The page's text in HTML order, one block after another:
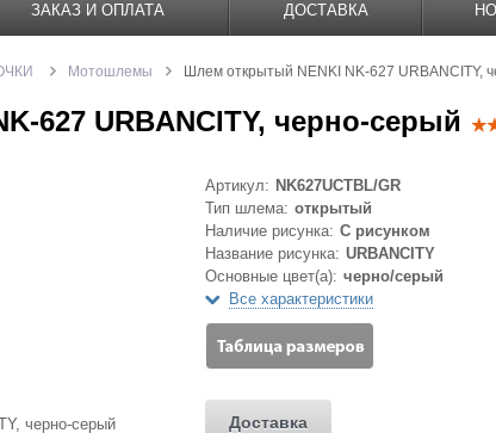
ЗАКАЗ И ОПЛАТА ДОСТАВКА
Мотошлемы Шлем открытый NENKI NK-627 URBANCITY,
627 URBANCITY, черно-серый
Артикул: NK627UCTBL/GR
Тип шлема: открытый
Наличие рисунка: С рисунком
Название рисунка: URBANCITY
Основные цвет(а): черно/серый
Все характеристики
Доставка